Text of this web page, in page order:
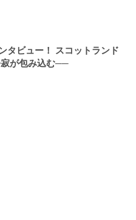
タビュー！ スコットランド
が包み込む──